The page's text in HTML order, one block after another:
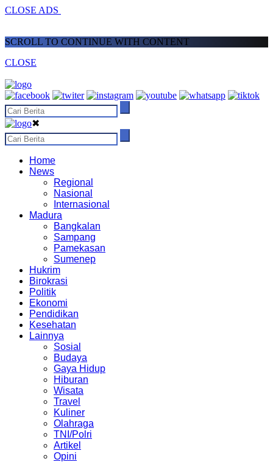
CLOSE ADS
SCROLL TO CONTINUE WITH CONTENT
CLOSE
✖
Home
News
Regional
Nasional
Internasional
Madura
Bangkalan
Sampang
Pamekasan
Sumenep
Hukrim
Birokrasi
Politik
Ekonomi
Pendidikan
Kesehatan
Lainnya
Sosial
Budaya
Gaya Hidup
Hiburan
Wisata
Travel
Kuliner
Olahraga
TNI/Polri
Artikel
Opini